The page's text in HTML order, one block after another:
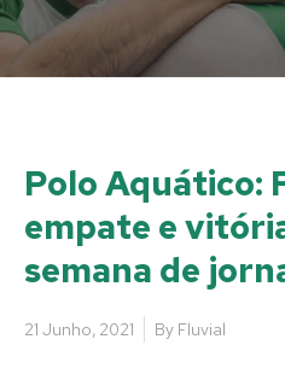
Polo Aquático:
empate e
semana de
21 Junho, 2021 By Fluvial